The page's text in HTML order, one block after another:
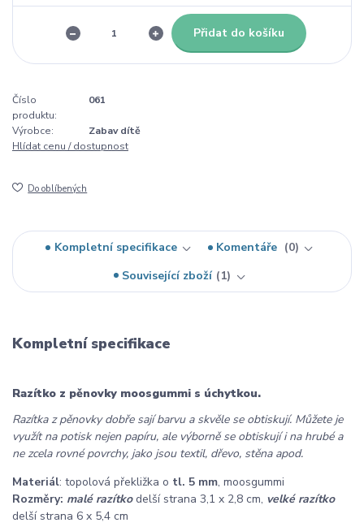
Přidat do košíku
Číslo
produktu:
061
Výrobce:
Zabav dítě
Hlídat cenu / dostupnost
Do oblíbených
Kompletní specifikace Komentáře
0
Související zboží
1
Kompletní specifikace
Razítko z pěnovky moosgummi s úchytkou.
Razítka z pěnovky dobře sají barvu a skvěle se obtiskují. Můžete je
využít na potisk nejen papíru, ale výborně se obtiskují i na hrubé a
ne zcela rovné povrchy, jako jsou textil, dřevo, stěna apod.
Materiál: topolová překližka o tl. 5 mm, moosgummi
Rozměry: malé razítkodelší strana 3,1 x 2,8 cm, velké razítko
delší strana 6 x 5,4 cm